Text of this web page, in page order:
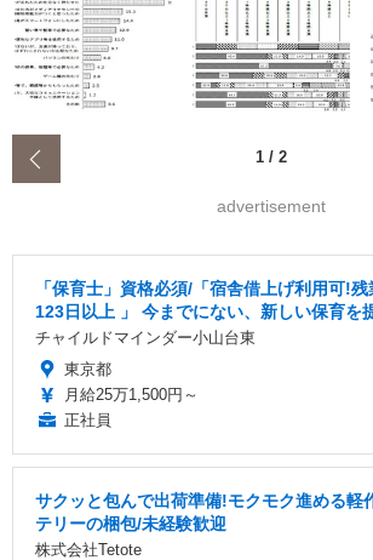
1 / 2
advertisement
「保育士」資格必須/「宿舎借上げ利用可!
123日以上 」 今までにない、新しい保育を
チャイルドマインダー小山台東
東京都
月給25万1,500円～
正社員
サクッと包んで出荷準備!モクモク進める軽
テリーの梱包/未経験歓迎
株式会社Tetote